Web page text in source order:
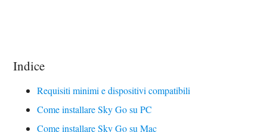
Indice
Requisiti minimi e dispositivi compatibili
Come installare Sky Go su PC
Come installare Sky Go su Mac